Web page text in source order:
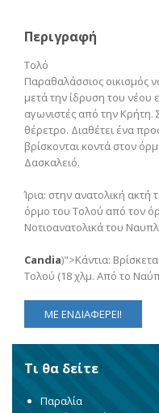
Περιγραφή
Τολό
Παραθαλάσσιος οικισμός
μετά την ίδρυση του
αγωνιστές από την Κρήτη.
θέρετρο. Διαθέτει ένα
βρίσκονται κοντά στον
Δασκαλειό.
Ίρια: στην ανατολική
όρμο του Τολού από τον
Νοτιοανατολικά του
Candia)">Κάντια:
Τολού (18 χλμ. Από το
ΜΕ ΕΝΔΙΑΦΕΡΕΙ!
Τι θα δείτε
Παραλία